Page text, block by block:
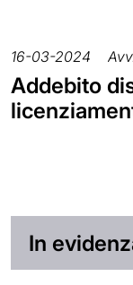
16-03-2024
Addebito
In